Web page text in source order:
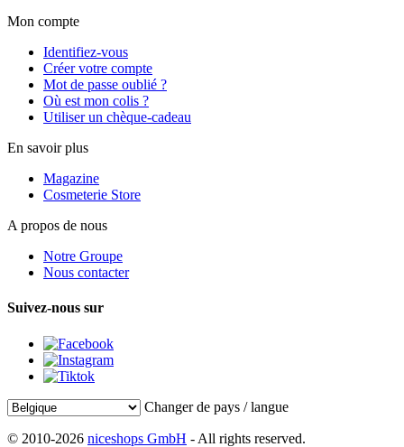
Mon compte
Identifiez-vous
Créer votre compte
Mot de passe oublié ?
Où est mon colis ?
Utiliser un chèque-cadeau
En savoir plus
Magazine
Cosmeterie Store
A propos de nous
Notre Groupe
Nous contacter
Suivez-nous sur
Changer de pays / langue
© 2010-2026 niceshops GmbH - All rights reserved.